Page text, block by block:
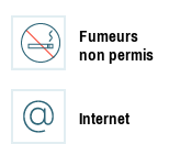
Fumeurs
non permis
Internet